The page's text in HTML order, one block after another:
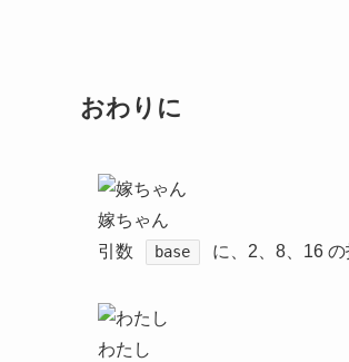
おわりに
嫁ちゃん
引数
base に、2、8、16
わたし